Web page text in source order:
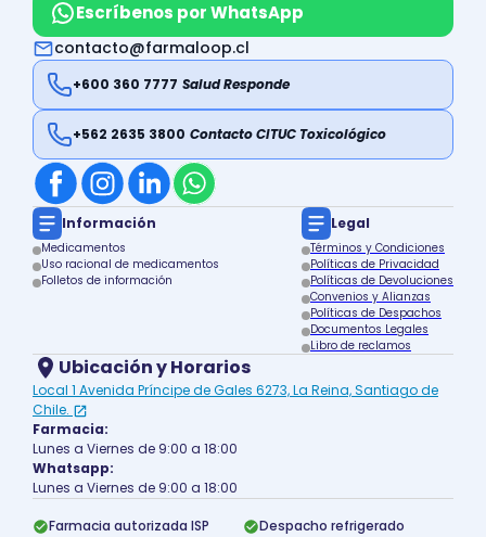
Escríbenos por WhatsApp
contacto@farmaloop.cl
+600 360 7777 Salud Responde
+562 2635 3800 Contacto CITUC Toxicológico
Información
Medicamentos
Uso racional de medicamentos
Folletos de información
Legal
Términos y Condiciones
Políticas de Privacidad
Políticas de Devoluciones
Convenios y Alianzas
Políticas de Despachos
Documentos Legales
Libro de reclamos
Ubicación y Horarios
Local 1 Avenida Príncipe de Gales 6273, La Reina, Santiago de
Chile.
Farmacia:
Lunes a Viernes de 9:00 a 18:00
Whatsapp:
Lunes a Viernes de 9:00 a 18:00
Farmacia autorizada ISP
Despacho refrigerado